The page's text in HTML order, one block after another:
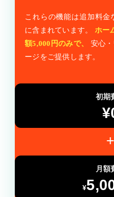
これらの機能は追加料
に含まれています。
ホー
額5,000円のみで、
安心
ージをご提供します。
初期
+
月額
¥